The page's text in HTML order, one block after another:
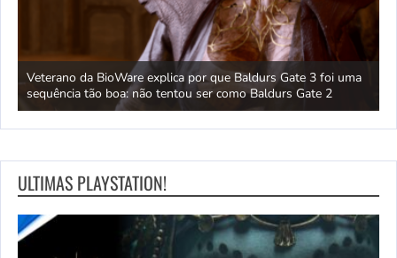
Veterano da BioWare explica por que Baldurs Gate 3 foi uma
sequência tão boa: não tentou ser como Baldurs Gate 2
ULTIMAS PLAYSTATION!